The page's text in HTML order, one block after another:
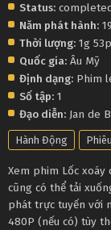
Status:
Năm phát hành:
Thời lượng: 1g
Quốc gia: Âu Mỹ
Định dạng: Phim
Số tập: 1
Đạo diễn: Jan de
Hành Động
Xem phim Lốc xoáy
cũng có thể tải
phát trực tuyến với
480P (nếu có) tùy